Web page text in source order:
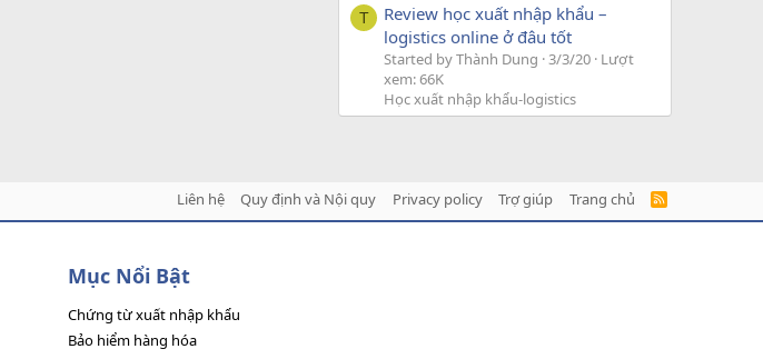
T
Review học xuất nhập khẩu –
logistics online ở đâu tốt
Started by Thành Dung 3/3/20 Lượt
xem: 66K
Học xuất nhập khẩu-logistics
Liên hệ Quy định và Nội quy Privacy policy Trợ giúp Trang chủ
R
Mục Nổi Bật
Chứng từ xuất nhập khẩu
Bảo hiểm hàng hóa